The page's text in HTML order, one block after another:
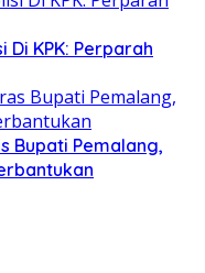
Di KPK: Perparah
Bupati Pemalang,